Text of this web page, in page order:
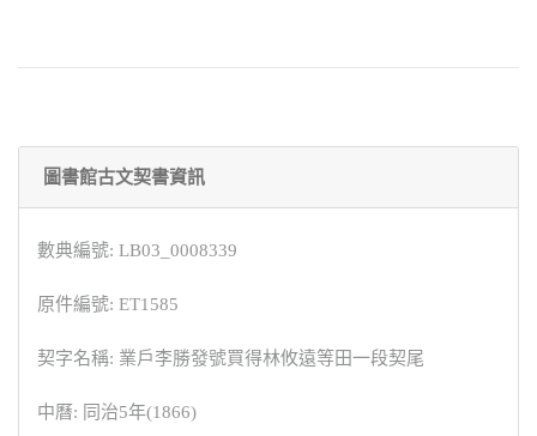
圖書館古文契書資訊
數典編號: LB03_0008339
原件編號: ET1585
契字名稱: 業戶李勝發號買得林攸遠等田一段契尾
中曆: 同治5年(1866)